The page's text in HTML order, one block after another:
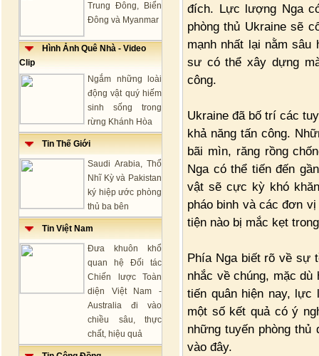
Trung Đông, Biển
Đông và Myanmar
Hình Ảnh Quê Nhà - Video
Clip
Ngắm những loài
động vật quý hiếm
sinh sống trong
rừng Khánh Hòa
Tin Thế Giới
Saudi Arabia, Thổ
Nhĩ Kỳ và Pakistan
ký hiệp ước phòng
thủ ba bên
Tin Việt Nam
Đưa khuôn khổ
quan hệ Đối tác
Chiến lược Toàn
diện Việt Nam -
Australia đi vào
chiều sâu, thực
chất, hiệu quả
đích. Lực lượng Nga
phòng thủ Ukraine sẽ
mạnh nhất lại nằm
sư có thể xây dựng
công.
Ukraine đã bố trí các
khả năng tấn công.
bãi mìn, răng rồng
Nga có thể tiến đến
vật sẽ cực kỳ khó
pháo binh và các đơn
tiện nào bị mắc kẹt
Phía Nga biết rõ về sự
nhắc về chúng, mặc
tiến quân hiện nay,
một số kết quả có ý
những tuyến phòng thủ
vào đây.